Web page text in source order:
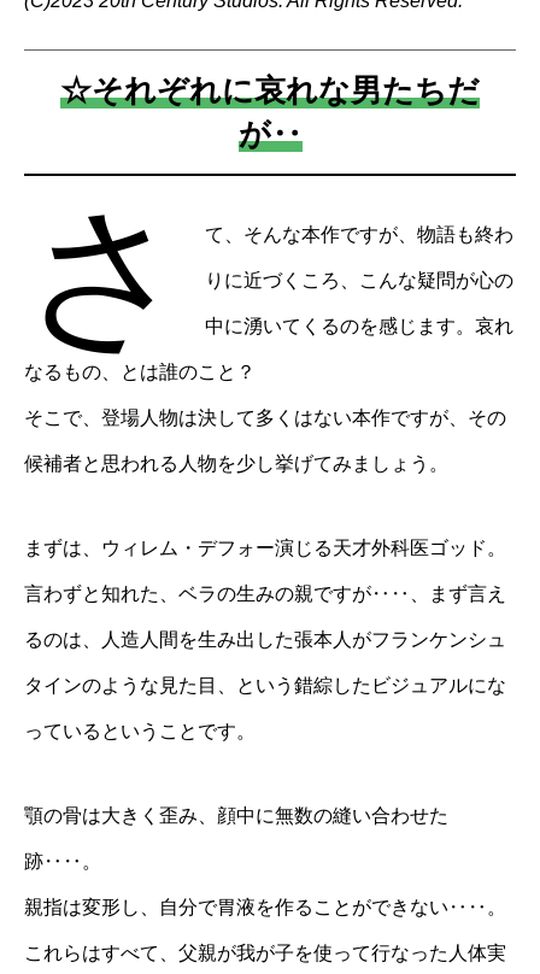
☆それぞれに哀れな男たちだ
が‥
さ て、そんな本作ですが、物語も終わ
りに近づくころ、こんな疑問が心の
中に湧いてくるのを感じます。哀れ
なるもの、とは誰のこと？
そこで、登場人物は決して多くはない本作ですが、その
候補者と思われる人物を少し挙げてみましょう。
まずは、ウィレム・デフォー演じる天才外科医ゴッド。
言わずと知れた、ベラの生みの親ですが‥‥、まず言え
るのは、人造人間を生み出した張本人がフランケンシュ
タインのような見た目、という錯綜したビジュアルにな
っているということです。
顎の骨は大きく歪み、顔中に無数の縫い合わせた
跡‥‥。
親指は変形し、自分で胃液を作ることができない‥‥。
これらはすべて、父親が我が子を使って行なった人体実